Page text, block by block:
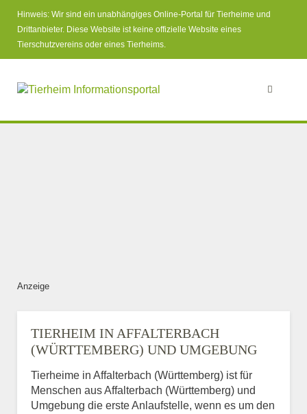
Hinweis: Wir sind ein unabhängiges Online-Portal für Tierheime und
Drittanbieter. Diese Website ist keine offizielle Website eines
Tierschutzvereins oder eines Tierheims.
Anzeige
TIERHEIM IN AFFALTERBACH
(WÜRTTEMBERG) UND UMGEBUNG
Tierheime in Affalterbach (Württemberg) ist für
Menschen aus Affalterbach (Württemberg) und
Umgebung die erste Anlaufstelle, wenn es um den